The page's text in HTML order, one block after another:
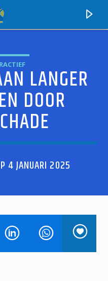
LANGER
DOOR
4 JANUARI 2025